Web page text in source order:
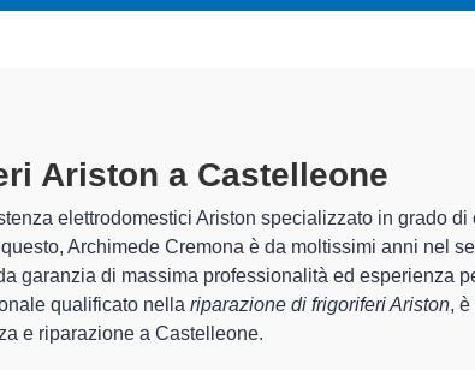
Ariston A Castelleone
Cremona sono in grado di garantire al cliente
e lariparazione del tuo frigorifero Ariston a
di Archimede Cremona sono in grado di
funzionanti e durare a lungo nel tempo.